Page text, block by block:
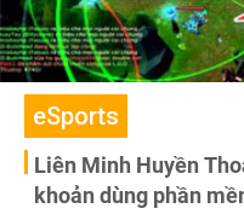
eSports
Liên Minh Huyền
khoản dùng phần